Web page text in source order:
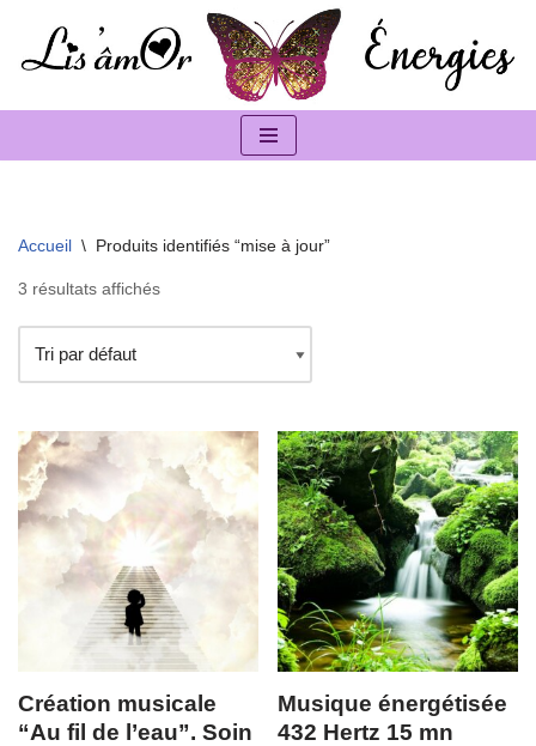
Aller
Accueil \ Produits identifiés “mise à jour”
3 résultats affichés
Création musicale
“Au fil de l’eau”. Soin
Musique énergétisée
432 Hertz 15 mn